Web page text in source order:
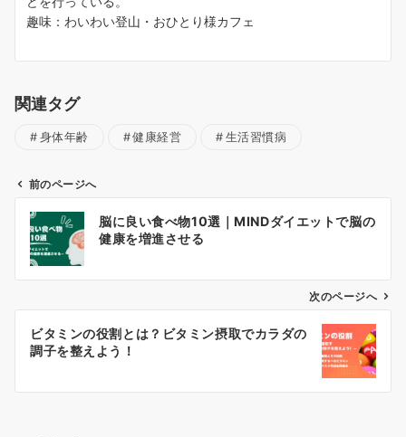
趣味：わいわい登山・おひとり様カフェ
関連タグ
身体年齢 健康経営 生活習慣病
投
稿
ナ
ビ
ゲ
前のページへ
脳に良い食べ物10選｜MINDダイエットで脳の
健康を増進させる
次のページへ
ビタミンの役割とは？ビタミン摂取でカラダの
調子を整えよう！